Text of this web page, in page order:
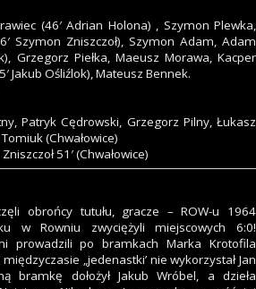
(46′ Adrian Holona) , Szymon Plewka,
Szymon Zniszczoł), Szymon Adam, Adam
Grzegorz Piełka, Maeusz Morawa, Kacper
Jakub Ośliźlok), Mateusz Bennek.
Patryk Cędrowski, Grzegorz Pilny, Łukasz
(Chwałowice)
51′ (Chwałowice)
obrońcy tutułu, gracze – ROW-u 1964
w Rowniu zwyciężyli miejscowych 6:0!
prowadzili po bramkach Marka Krotofila
„jedenastki’ nie wykorzystał Jan
bramkę dołożył Jakub Wróbel, a dzieła